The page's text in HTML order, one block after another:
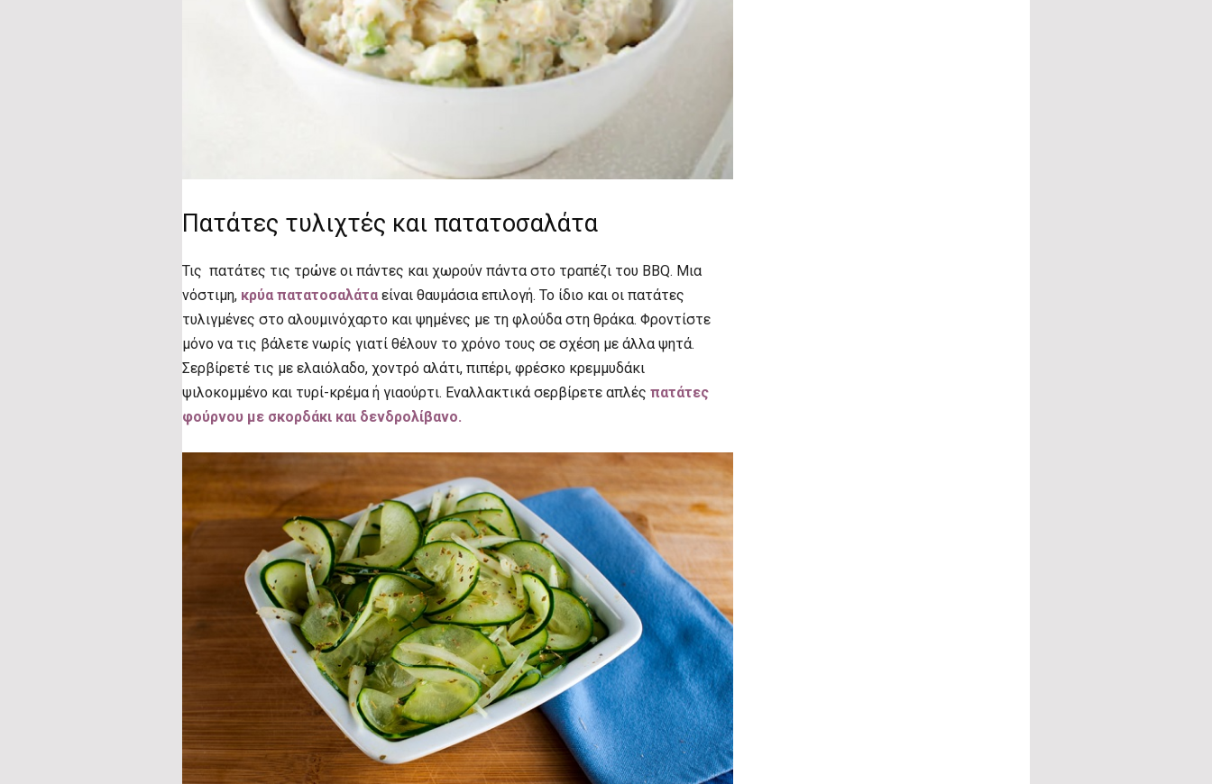
Πατάτες τυλιχτές και πατατοσαλάτα
Τις πατάτες τις τρώνε οι πάντες και χωρούν πάντα στο τραπέζι του BBQ. Μια
νόστιμη, κρύα πατατοσαλάτα είναι θαυμάσια επιλογή. Το ίδιο και οι πατάτες
τυλιγμένες στο αλουμινόχαρτο και ψημένες με τη φλούδα στη θράκα. Φροντίστε
μόνο να τις βάλετε νωρίς γιατί θέλουν το χρόνο τους σε σχέση με άλλα ψητά.
Σερβίρετέ τις με ελαιόλαδο, χοντρό αλάτι, πιπέρι, φρέσκο κρεμμυδάκι
ψιλοκομμένο και τυρί-κρέμα ή γιαούρτι. Εναλλακτικά σερβίρετε απλές πατάτες
φούρνου με σκορδάκι και δενδρολίβανο.